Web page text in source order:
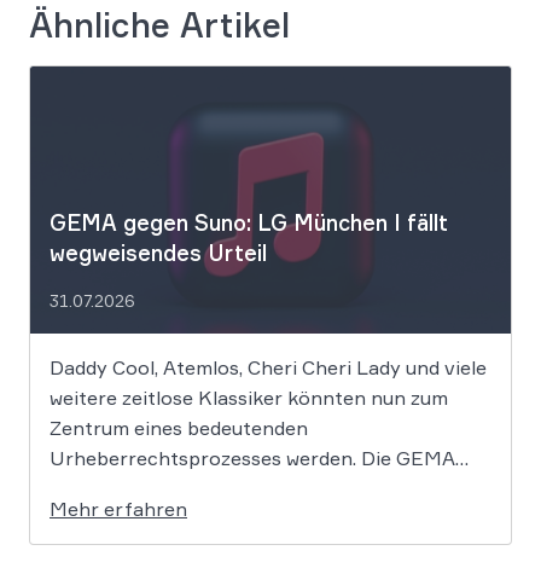
Ähnliche Artikel
GEMA gegen Suno: LG München I fällt
wegweisendes Urteil
31.07.2026
Daddy Cool, Atemlos, Cheri Cheri Lady und viele
weitere zeitlose Klassiker könnten nun zum
Zentrum eines bedeutenden
Urheberrechtsprozesses werden. Die GEMA
die Rechte ihrer Mitglieder verteidigen. Dem
Unternehmen hinter der populären KI-Musik-
Mehr erfahren